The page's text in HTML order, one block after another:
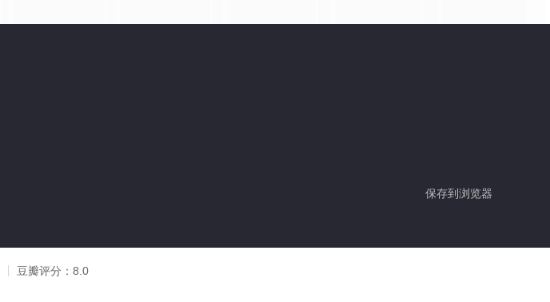
保存到浏览器
豆瓣评分： 8.0